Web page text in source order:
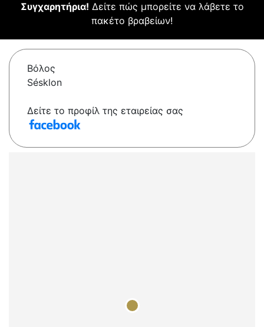
Συγχαρητήρια! Δείτε πώς μπορείτε να λάβετε το
πακέτο βραβείων!
Βόλος
Sésklon
Δείτε το προφίλ της εταιρείας σας